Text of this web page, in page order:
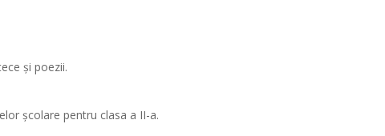
și poezii.
școlare pentru clasa a II-a.